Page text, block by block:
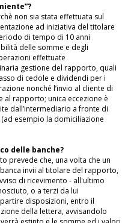
non sia stata effettuata sul
ad iniziativa del titolare
di tempo di 10 anni
delle somme e degli
effettuate
gestione del rapporto, quali
di cedole e dividendi per i
nonché l’invio al cliente di
rapporto; unica eccezione è
dall’intermediario a fronte di
esempio la domiciliazione
delle banche?
prevede che, una volta che un
invii al titolare del rapporto,
di ricevimento - all'ultimo
o a terzi da lui
disposizioni, entro il
della lettera, avvisandolo